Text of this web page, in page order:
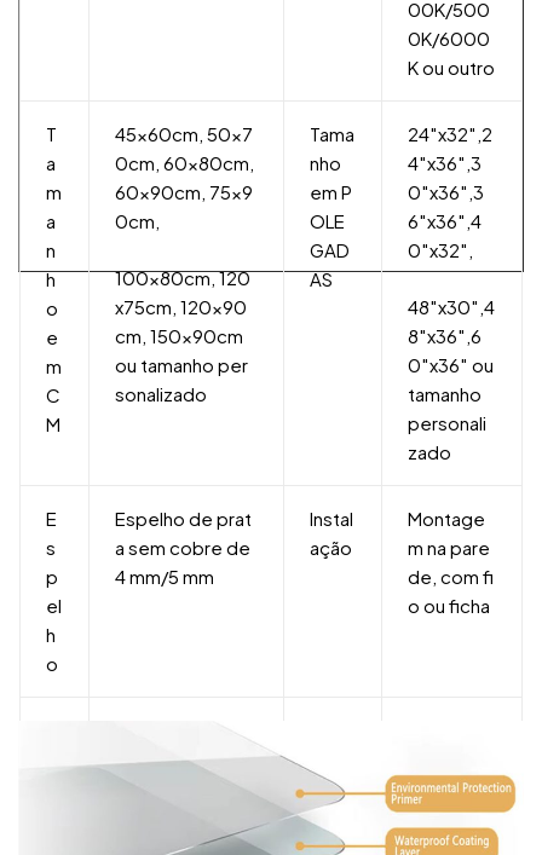
00K/500
0K/6000
K ou outro
T
a
m
a
n
h
o
e
m
C
M
45x60cm, 50x7
0cm, 60x80cm,
60x90cm, 75x9
0cm,
100x80cm, 120
x75cm, 120x90
cm, 150x90cm
ou tamanho per
sonalizado
Tama
nho
em P
OLE
GAD
AS
24″x32″,2
4″x36″,3
0″x36″,3
6″x36″,4
0″x32″,
48″x30″,4
8″x36″,6
0″x36″ ou
tamanho
personali
zado
E
s
p
el
h
o
Espelho de prat
a sem cobre de
4 mm/5 mm
Instal
ação
Montage
m na pare
de, com fi
o ou ficha
xidável/Plástico/
ção
de i
mpe